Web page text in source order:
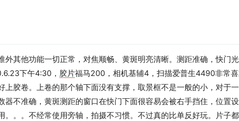
外其他功能一切正常，对焦顺畅、黄斑明亮清晰。测距准确，快门
下午4:30， 胶片福马200，相机基辅4，扫描爱普生4490非常
上胶卷。上卷的那个轴下面没有支撑，取景框不是一般的小，对于
器不准确，黄斑测距的窗口在快门下面很容易会被右手挡住，位置
。。。不经常使用旁轴，拍摄不习惯。不过真的比单反好玩。片子